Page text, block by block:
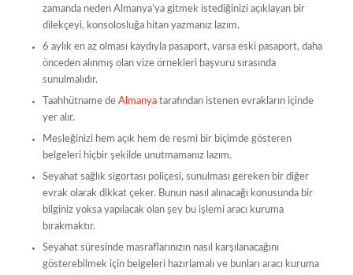
zamanda neden Almanya’ya gitmek istediğinizi açıklayan bir
dilekçeyi, konsolosluğa hitan yazmanız lazım.
6 aylık en az olması kaydıyla pasaport, varsa eski pasaport, daha
önceden alınmış olan vize örnekleri başvuru sırasında
sunulmalıdır.
Taahhütname de Almanyatarafından istenen evrakların içinde
yer alır.
Mesleğinizi hem açık hem de resmi bir biçimde gösteren
belgeleri hiçbir şekilde unutmamanız lazım.
Seyahat sağlık sigortası poliçesi, sunulması gereken bir diğer
evrak olarak dikkat çeker. Bunun nasıl alınacağı konusunda bir
bilginiz yoksa yapılacak olan şey bu işlemi aracı kuruma
bırakmaktır.
Seyahat süresinde masraflarınızın nasıl karşılanacağını
gösterebilmek için belgeleri hazırlamalı ve bunları aracı kuruma